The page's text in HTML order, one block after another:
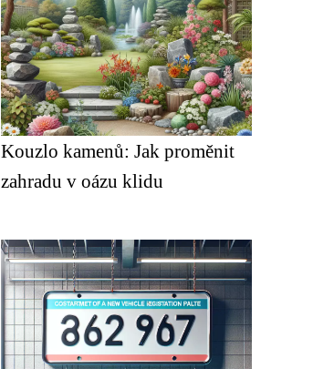
Kouzlo kamenů: Jak proměnit
zahradu v oázu klidu